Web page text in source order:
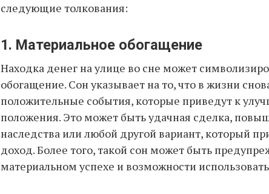
следующие толкования:
1. Материальное обогащение
Находка денег на улице во сне может
обогащение. Сон указывает на то, что в жизни
положительные события, которые приведут к
положения. Это может быть удачная сделка,
наследства или любой другой вариант, который
доход. Более того, такой сон может быть
материальном успехе и возможности